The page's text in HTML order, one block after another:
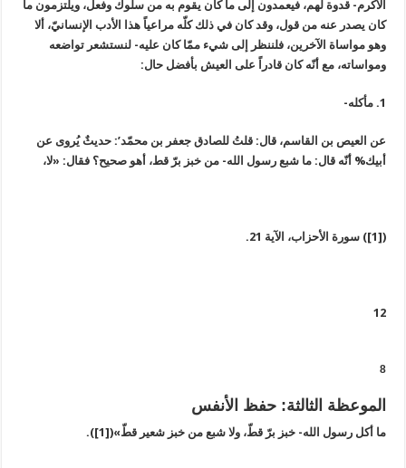
الأكرم- قدوة لهم، فيعمدون إلى ما كان يقوم به من سلوك وفعل، ويلتزمون ما
كان يصدر عنه من قول، وقد كان في ذلك كلّه مراعياً هذا الأدب الإنسانيّ، ألا
وهو مواساة الآخرين، فلننظر إلى شيء ممّا كان عليه- لنستشعر تواضعه
ومواساته، مع أنّه كان قادراً على العيش بأفضل حال:
1. مأكله-
عن العيص بن القاسم، قال: قلتُ للصادق جعفر بن محمّد’: حديثٌ يُروى عن
أبيك% أنّه قال: ما شبع رسول الله- من خبز برّ قط، أهو صحيح؟ فقال: «لا،
([1]) سورة الأحزاب، الآية 21.
12
8
الموعظة الثالثة: حفظ الأنفس
ما أكل رسول الله- خبز برّ قطّ، ولا شبع من خبز شعير قطّ»([1]).